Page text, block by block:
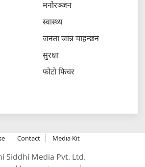
मनोरञ्जन
स्वास्थ्य
जनता जान्न चाहन्छन
सुरक्षा
फोटो फिचर
Contact Media Kit
Siddhi Media Pvt. Ltd.